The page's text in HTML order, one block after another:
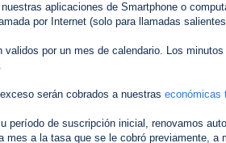
nuestras aplicaciones de Smartphone o
por Internet (solo para llamadas
validos por un mes de calendario. Los
serán cobrados a nuestras económicas
período de suscripción inicial, renovamos
mes a la tasa que se le cobró previamente, a